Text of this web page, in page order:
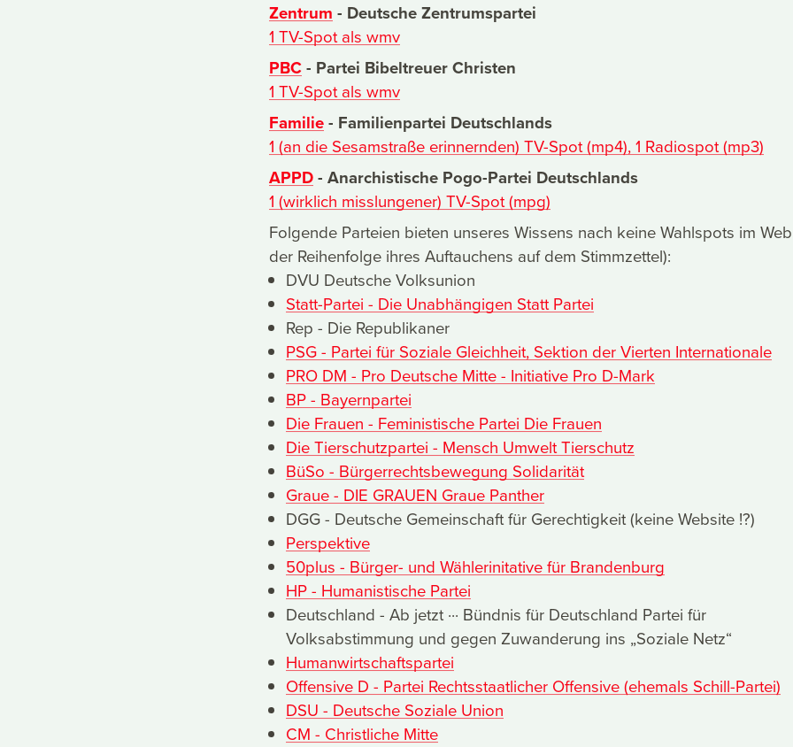
Zentrum - Deutsche Zentrumspartei
1 TV-Spot als wmv
PBC- Partei Bibeltreuer Christen
1 TV-Spot als wmv
Familie- Familienpartei Deutschlands
1 (an die Sesamstraße erinnernden) TV-Spot (mp4), 1 Radiospot (mp3)
APPD- Anarchistische Pogo-Partei Deutschlands
1 (wirklich misslungener) TV-Spot (mpg)
Folgende Parteien bieten unseres Wissens nach keine Wahlspots im
der Reihenfolge ihres Auftauchens auf dem Stimmzettel):
DVU Deutsche Volksunion
Statt-Partei - Die Unabhängigen Statt Partei
Rep - Die Republikaner
PSG - Partei für Soziale Gleichheit, Sektion der Vierten Internationale
PRO DM - Pro Deutsche Mitte - Initiative Pro D-Mark
BP - Bayernpartei
Die Frauen - Feministische Partei Die Frauen
Die Tierschutzpartei - Mensch Umwelt Tierschutz
BüSo - Bürgerrechtsbewegung Solidarität
Graue - DIE GRAUEN Graue Panther
DGG - Deutsche Gemeinschaft für Gerechtigkeit (keine Website !?)
Perspektive
50plus - Bürger- und Wählerinitative für Brandenburg
HP - Humanistische Partei
Deutschland - Ab jetzt ··· Bündnis für Deutschland Partei für
Volksabstimmung und gegen Zuwanderung ins „Soziale Netz“
Humanwirtschaftspartei
Offensive D - Partei Rechtsstaatlicher Offensive (ehemals Schill-Partei)
DSU - Deutsche Soziale Union
CM - Christliche Mitte